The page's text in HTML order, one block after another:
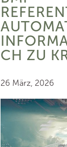
CH ZU
26 März, 2026